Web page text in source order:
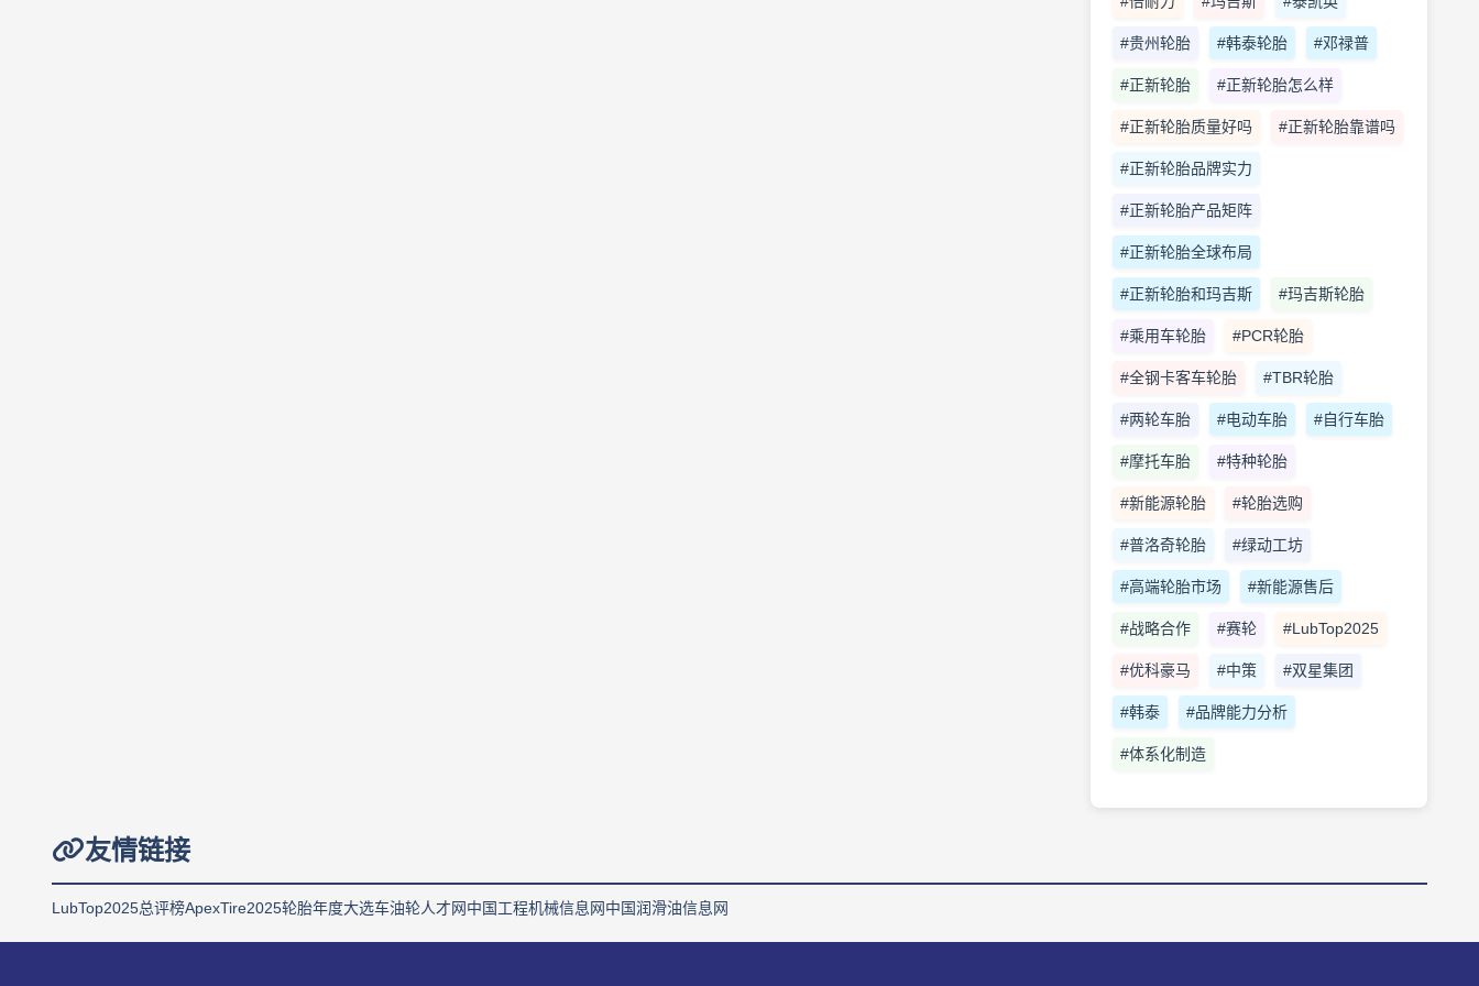
#贵州轮胎 #韩泰轮胎 #邓禄普
#正新轮胎 #正新轮胎怎么样
#正新轮胎质量好吗 #正新轮胎靠谱吗
#正新轮胎品牌实力
#正新轮胎产品矩阵
#正新轮胎全球布局
#正新轮胎和玛吉斯 #玛吉斯轮胎
#乘用车轮胎 #PCR轮胎
#全钢卡客车轮胎 #TBR轮胎
#两轮车胎 #电动车胎 #自行车胎
#摩托车胎 #特种轮胎
#新能源轮胎 #轮胎选购
#普洛奇轮胎 #绿动工坊
#高端轮胎市场 #新能源售后
#战略合作 #赛轮 #LubTop2025
#优科豪马 #中策 #双星集团
#韩泰 #品牌能力分析
#体系化制造
友情链接
LubTop2025总评榜ApexTire2025轮胎年度大选车油轮人才网中国工程机械信息网中国润滑油信息网